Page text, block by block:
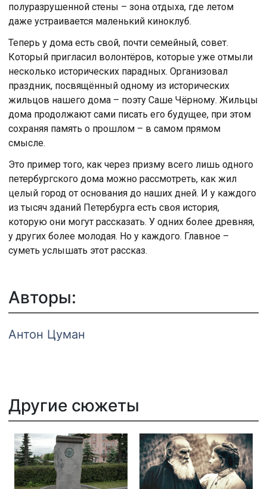
полуразрушенной стены – зона отдыха, где летом
даже устраивается маленький киноклуб.
Теперь у дома есть свой, почти семейный, совет.
Который пригласил волонтёров, которые уже отмыли
несколько исторических парадных. Организовал
праздник, посвящённый одному из исторических
жильцов нашего дома – поэту Саше Чёрному. Жильцы
дома продолжают сами писать его будущее, при этом
сохраняя память о прошлом – в самом прямом
смысле.
Это пример того, как через призму всего лишь одного
петербургского дома можно рассмотреть, как жил
целый город от основания до наших дней. И у каждого
из тысяч зданий Петербурга есть своя история,
которую они могут рассказать. У одних более древняя,
у других более молодая. Но у каждого. Главное –
суметь услышать этот рассказ.
Авторы:
Антон Цуман
Другие сюжеты